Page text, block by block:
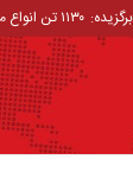
۱۱۳۰ تن انواع ماهیان کیلکا از دریای خزر صید شد